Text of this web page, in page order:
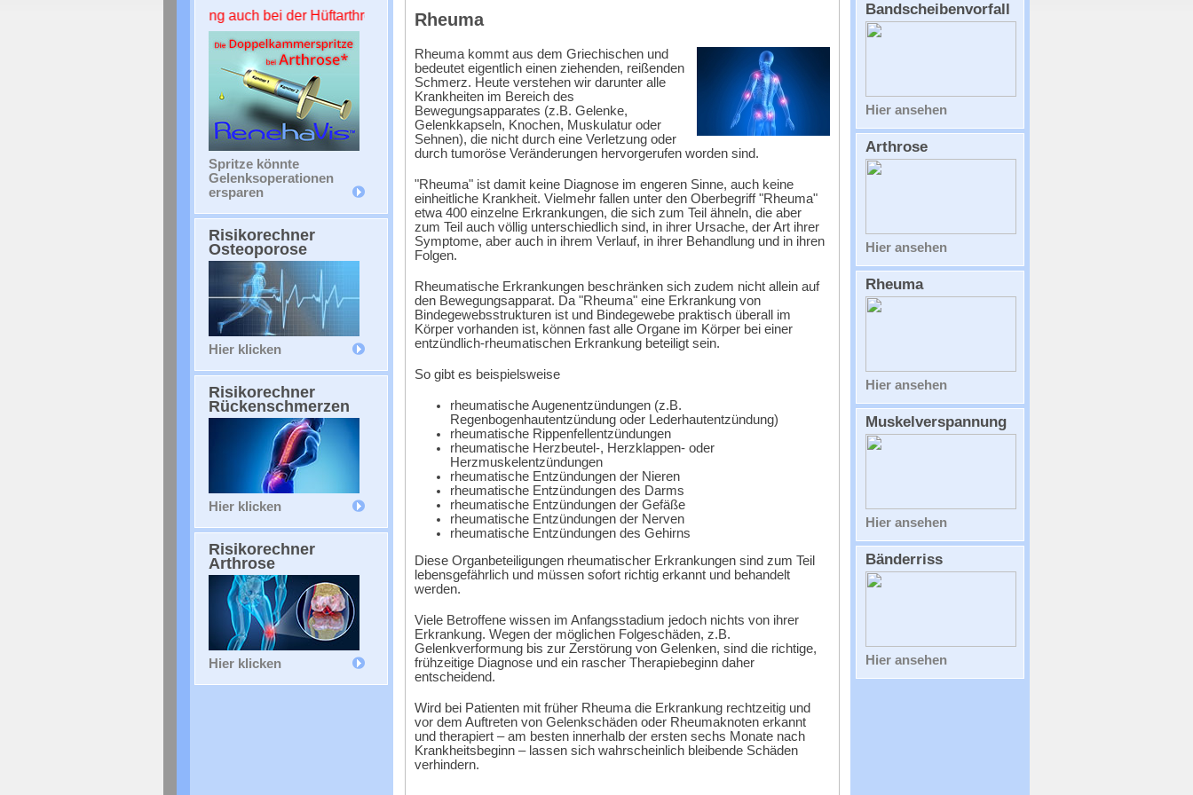
NEWS ++++ CE Zertifizierung auch bei der Hüftarthrose ++++
Spritze könnte
Gelenksoperationen
ersparen
Risikorechner
Osteoporose
Hier klicken
Risikorechner
Rückenschmerzen
Hier klicken
Risikorechner
Arthrose
Hier klicken
Rheuma
Rheuma kommt aus dem Griechischen und
bedeutet eigentlich einen ziehenden, reißenden
Schmerz. Heute verstehen wir darunter alle
Krankheiten im Bereich des
Bewegungsapparates (z.B. Gelenke,
Gelenkkapseln, Knochen, Muskulatur oder
Sehnen), die nicht durch eine Verletzung oder
durch tumoröse Veränderungen hervorgerufen worden sind.
"Rheuma" ist damit keine Diagnose im engeren Sinne, auch keine
einheitliche Krankheit. Vielmehr fallen unter den Oberbegriff "Rheuma"
etwa 400 einzelne Erkrankungen, die sich zum Teil ähneln, die aber
zum Teil auch völlig unterschiedlich sind, in ihrer Ursache, der Art ihrer
Symptome, aber auch in ihrem Verlauf, in ihrer Behandlung und in ihren
Folgen.
Rheumatische Erkrankungen beschränken sich zudem nicht allein auf
den Bewegungsapparat. Da "Rheuma" eine Erkrankung von
Bindegewebsstrukturen ist und Bindegewebe praktisch überall im
Körper vorhanden ist, können fast alle Organe im Körper bei einer
entzündlich-rheumatischen Erkrankung beteiligt sein.
So gibt es beispielsweise
rheumatische Augenentzündungen (z.B.
Regenbogenhautentzündung oder Lederhautentzündung)
rheumatische Rippenfellentzündungen
rheumatische Herzbeutel-, Herzklappen- oder
Herzmuskelentzündungen
rheumatische Entzündungen der Nieren
rheumatische Entzündungen des Darms
rheumatische Entzündungen der Gefäße
rheumatische Entzündungen der Nerven
rheumatische Entzündungen des Gehirns
Diese Organbeteiligungen rheumatischer Erkrankungen sind zum Teil
lebensgefährlich und müssen sofort richtig erkannt und behandelt
werden.
Viele Betroffene wissen im Anfangsstadium jedoch nichts von ihrer
Erkrankung. Wegen der möglichen Folgeschäden, z.B.
Gelenkverformung bis zur Zerstörung von Gelenken, sind die richtige,
frühzeitige Diagnose und ein rascher Therapiebeginn daher
entscheidend.
Wird bei Patienten mit früher Rheuma die Erkrankung rechtzeitig und
vor dem Auftreten von Gelenkschäden oder Rheumaknoten erkannt
und therapiert – am besten innerhalb der ersten sechs Monate nach
Krankheitsbeginn – lassen sich wahrscheinlich bleibende Schäden
verhindern.